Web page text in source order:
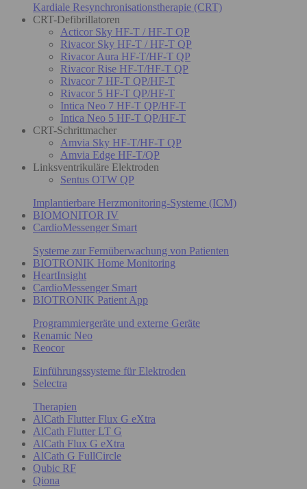
Kardiale Resynchronisationstherapie (CRT)
CRT-Defibrillatoren
Acticor Sky HF-T / HF-T QP
Rivacor Sky HF-T / HF-T QP
Rivacor Aura HF-T/HF-T QP
Rivacor Rise HF-T/HF-T QP
Rivacor 7 HF-T QP/HF-T
Rivacor 5 HF-T QP/HF-T
Intica Neo 7 HF-T QP/HF-T
Intica Neo 5 HF-T QP/HF-T
CRT-Schrittmacher
Amvia Sky HF-T/HF-T QP
Amvia Edge HF-T/QP
Linksventrikuläre Elektroden
Sentus OTW QP
Implantierbare Herzmonitoring-Systeme (ICM)
BIOMONITOR IV
CardioMessenger Smart
Systeme zur Fernüberwachung von Patienten
BIOTRONIK Home Monitoring
HeartInsight
CardioMessenger Smart
BIOTRONIK Patient App
Programmiergeräte und externe Geräte
Renamic Neo
Reocor
Einführungssysteme für Elektroden
Selectra
Therapien
AlCath Flutter Flux G eXtra
AlCath Flutter LT G
AlCath Flux G eXtra
AlCath G FullCircle
Qubic RF
Qiona